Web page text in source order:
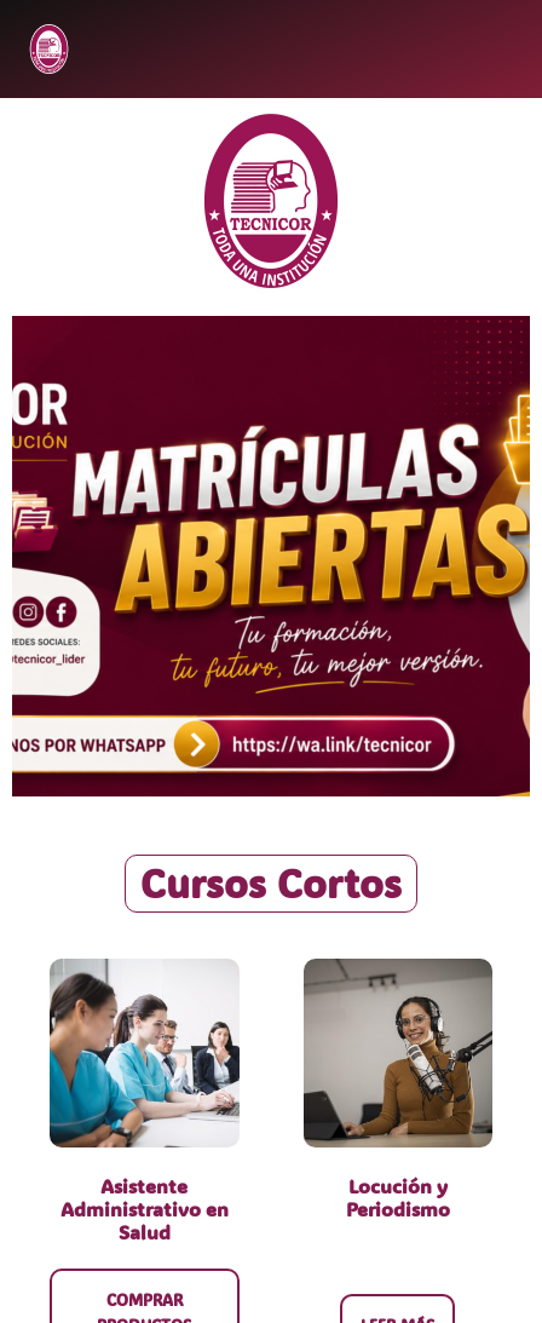
Cursos Cortos
Asistente
Administrativo en
Salud
COMPRAR
Locución y
Periodismo